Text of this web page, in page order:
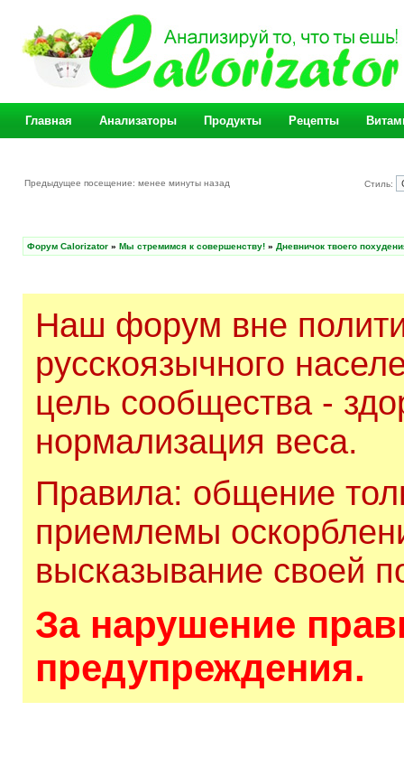
Главная Анализаторы Продукты Рецепты
Предыдущее посещение: менее минуты назад Стиль:
Форум Calorizator » Мы стремимся к совершенству! » Дневничок твоего
Наш форум вне
русскоязычного
цель сообщества -
нормализация веса.
Правила: общение
приемлемы
высказывание своей
За нарушение
предупреждения.